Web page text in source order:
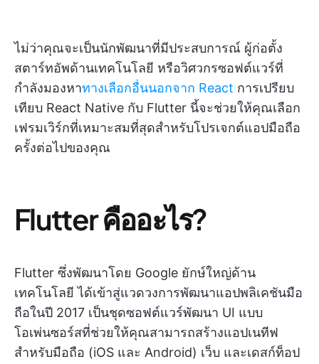
ไม่ว่าคุณจะเป็นนักพัฒนาที่มีประสบการณ์ ผู้ก่อตั้ง
สตาร์ทอัพด้านเทคโนโลยี หรือวิศวกรซอฟต์แวร์ที่
กำลังมองหาทางเลือกอื่นนอกจาก React การเปรียบ
เทียบ React Native กับ Flutter นี้จะช่วยให้คุณเลือก
เฟรมเวิร์กที่เหมาะสมที่สุดสำหรับโปรเจกต์แอปมือถือ
ครั้งต่อไปของคุณ
Flutter คืออะไร?
Flutter ซึ่งพัฒนาโดย Google ยักษ์ใหญ่ด้าน
เทคโนโลยี ได้เข้าสู่แวดวงการพัฒนาแอปพลิเคชันมือ
ถือในปี 2017 เป็นชุดซอฟต์แวร์พัฒนา UI แบบ
โอเพ่นซอร์สที่ช่วยให้คุณสามารถสร้างแอปเนทีฟ
สำหรับมือถือ (iOS และ Android) เว็บ และเดสก์ท็อป